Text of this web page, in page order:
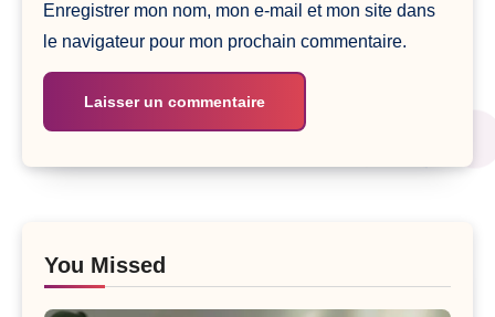
Enregistrer mon nom, mon e-mail et mon site dans
le navigateur pour mon prochain commentaire.
You Missed